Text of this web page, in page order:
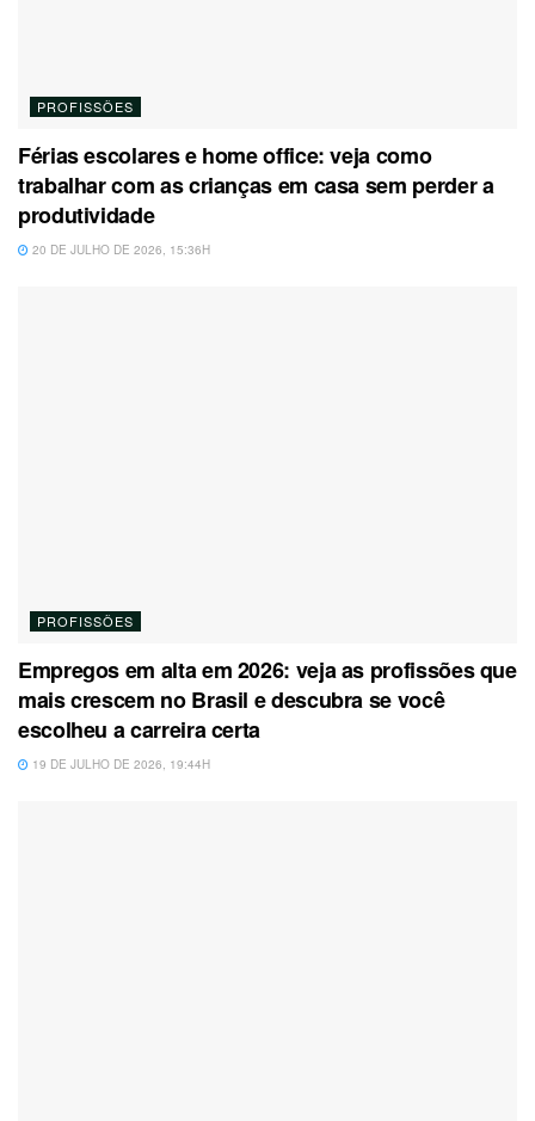
PROFISSÕES
Férias escolares e home office: veja como
trabalhar com as crianças em casa sem perder a
produtividade
20 DE JULHO DE 2026, 15:36H
PROFISSÕES
Empregos em alta em 2026: veja as profissões que
mais crescem no Brasil e descubra se você
escolheu a carreira certa
19 DE JULHO DE 2026, 19:44H